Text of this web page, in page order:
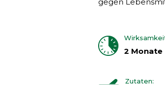
2 Monate
Zutaten: